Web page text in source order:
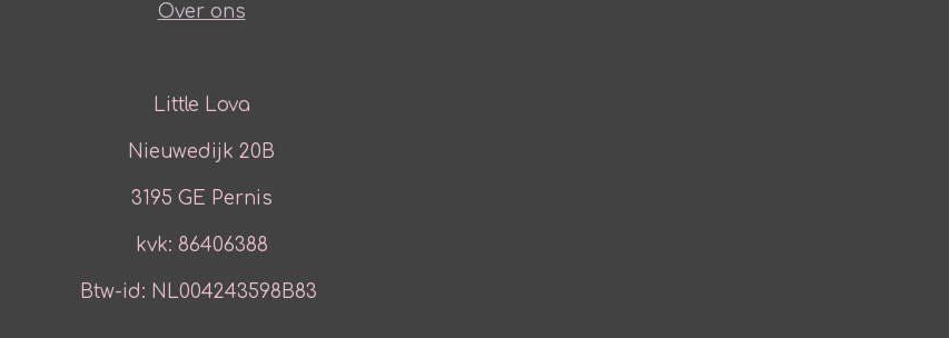
Over ons
Little Lova
Nieuwedijk 20B
3195 GE Pernis
kvk: 86406388
Btw-id: NL004243598B83